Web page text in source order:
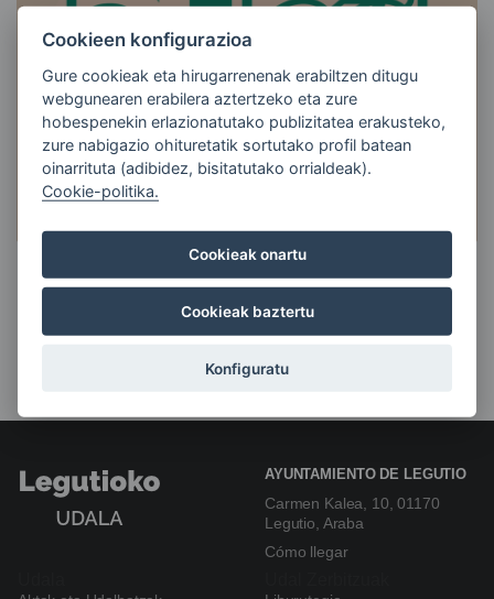
AYUNTAMIENTO DE LEGUTIO
Carmen Kalea, 10, 01170
Legutio, Araba
Cómo llegar
Cookieen konfigurazioa
Gure cookieak eta hirugarrenenak erabiltzen ditugu
webgunearen erabilera aztertzeko eta zure
hobespenekin erlazionatutako publizitatea erakusteko,
zure nabigazio ohituretatik sortutako profil batean
oinarrituta (adibidez, bisitatutako orrialdeak).
Cookie-politika.
Cookieak onartu
Cookieak baztertu
Konfiguratu